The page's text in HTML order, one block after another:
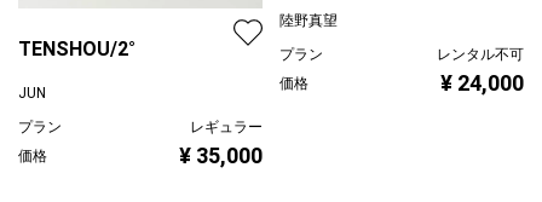
TENSHOU/2°
JUN
プラン
レギュラー
価格
¥ 35,000
陸野真望
プラン
レンタル不可
価格
¥ 24,000